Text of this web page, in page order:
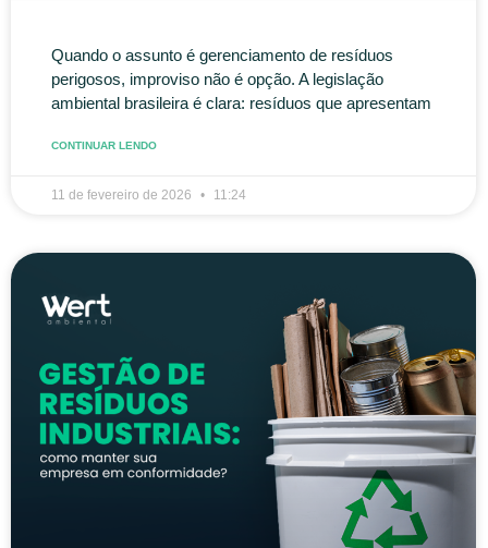
Quando o assunto é gerenciamento de resíduos
perigosos, improviso não é opção. A legislação
ambiental brasileira é clara: resíduos que apresentam
CONTINUAR LENDO
11 de fevereiro de 2026 11:24